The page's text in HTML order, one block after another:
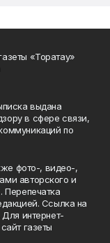
«Торатау»
выдана
в сфере связи,
по
фото-, видео-,
авторского и
Перепечатка
Ссылка на
Для интернет-
газеты